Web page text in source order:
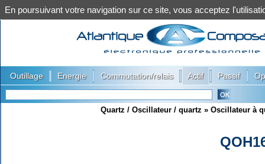
Outillage Energie Commutation/relais Actif Passif
Quartz / Oscillateur / quartz » Oscillateur à
En poursuivant votre navigation sur ce site, vous acceptez